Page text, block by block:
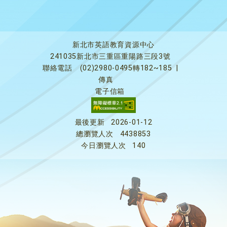
新北市英語教育資源中心
241035新北市三重區重陽路三段3號
聯絡電話
(02)2980-0495轉182~185
傳真
電子信箱
最後更新
2026-01-12
總瀏覽人次
4438853
今日瀏覽人次
140